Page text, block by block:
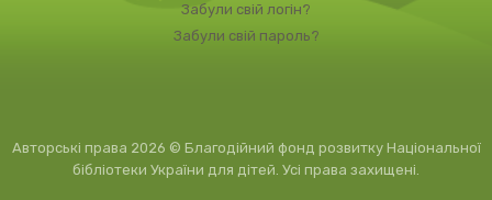
Забули свій логін?
Забули свій пароль?
Авторські права 2026 © Благодійний фонд розвитку Національної
бібліотеки України для дітей. Усі права захищені.